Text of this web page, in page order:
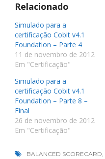
Relacionado
Simulado para a
certificação Cobit v4.1
Foundation – Parte 4
11 de novembro de 2012
Em "Certificação"
Simulado para a
certificação Cobit v4.1
Foundation – Parte 8 –
Final
26 de novembro de 2012
Em "Certificação"
BALANCED SCORECARD,